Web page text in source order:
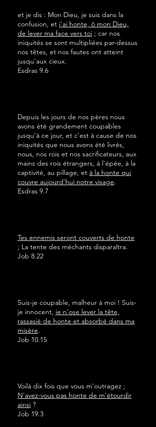
et je dis : Mon Dieu, je suis dans la
confusion, et j'ai honte, ô mon Dieu,
de lever ma face vers toi ; car nos
iniquités se sont multipliées par-dessus
nos têtes, et nos fautes ont atteint
jusqu'aux cieux.
Esdras 9.6
Depuis les jours de nos pères nous
avons été grandement coupables
jusqu'à ce jour, et c'est à cause de nos
iniquités que nous avons été livrés,
nous, nos rois et nos sacrificateurs, aux
mains des rois étrangers, à l'épée, à la
captivité, au pillage, et à la honte qui
couvre aujourd'hui notre visage.
Esdras 9.7
Tes ennemis seront couverts de honte
; La tente des méchants disparaîtra.
Job 8.22
Suis-je coupable, malheur à moi ! Suis-
je innocent, je n'ose lever la tête,
rassasié de honte et absorbé dans ma
misère.
Job 10.15
Voilà dix fois que vous m'outragez ;
N'avez-vous pas honte de m'étourdir
ainsi ?
Job 19.3